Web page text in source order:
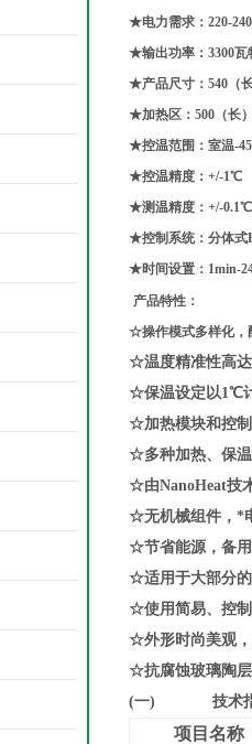
★电力需求：220-
★输出功率：3300瓦
★产品尺寸：540（
★加热区：500（长
★控温范围：室温-
★控温精度：+/-1℃
★测温精度：+/-
★控制系统：分体式
★时间设置：1min-
产品特性：
☆操作模式多样化，
☆温度精准性高达
☆保温设定以1℃
☆加热模块和控
☆多种加热、保
☆由NanoHeat技
☆无机械组件，*
☆节省能源，备
☆适用于大部分
☆使用简易、控制
☆外形时尚美观
☆抗腐蚀玻璃陶
(一) 技术
项目名称